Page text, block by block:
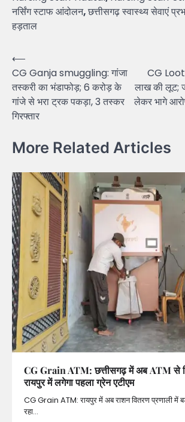
नर्सिंग स्टाफ आंदोलन,छत्तीसगढ़ स्वास्थ्य सेवाएं
हड़ताल
Post
navigation
⟵
CG Ganja smuggling: गांजा
तस्करी का भंडाफोड़; 6 करोड़ के
गांजे से भरा ट्रक पकड़ा, 3 तस्कर
गिरफ्तार
CG
लाख की लूट;
लेकर भागे
More Related Articles
CG Grain ATM: छत्तीसगढ़ में अब ATM से
रायपुर में लगेगा पहला ग्रेन एटीएम
CG Grain ATM: रायपुर में अब राशन वितरण प्रणाली में
रहा…